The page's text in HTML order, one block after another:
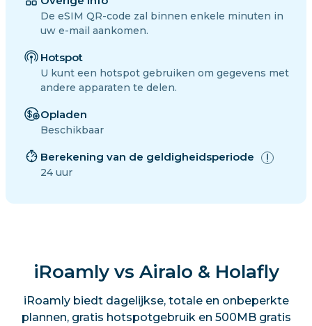
De eSIM QR-code zal binnen enkele minuten in
uw e-mail aankomen.
Hotspot
U kunt een hotspot gebruiken om gegevens met
andere apparaten te delen.
Opladen
Beschikbaar
Berekening van de geldigheidsperiode
24 uur
iRoamly vs Airalo & Holafly
iRoamly biedt dagelijkse, totale en onbeperkte
plannen, gratis hotspotgebruik en 500MB gratis